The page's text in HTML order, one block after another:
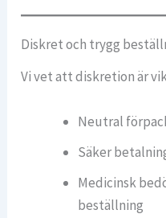
Diskret och trygg
Vi vet att diskretion är
Neutral
Säker
Medicinsk
beställning